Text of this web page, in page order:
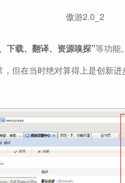
下载、翻译、资源嗅探”等功能。
但在当时绝对算得上是创新